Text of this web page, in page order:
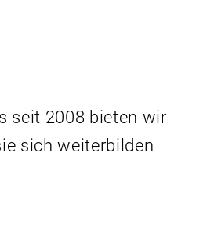
seit 2008 bieten wir
sich weiterbilden